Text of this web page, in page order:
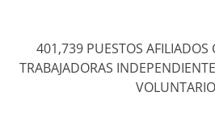
401,739 PUESTOS AFILIADOS
TRABAJADORAS